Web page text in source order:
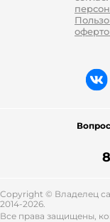
Copyright © Владелец
2014-2026.
Все права защищены,